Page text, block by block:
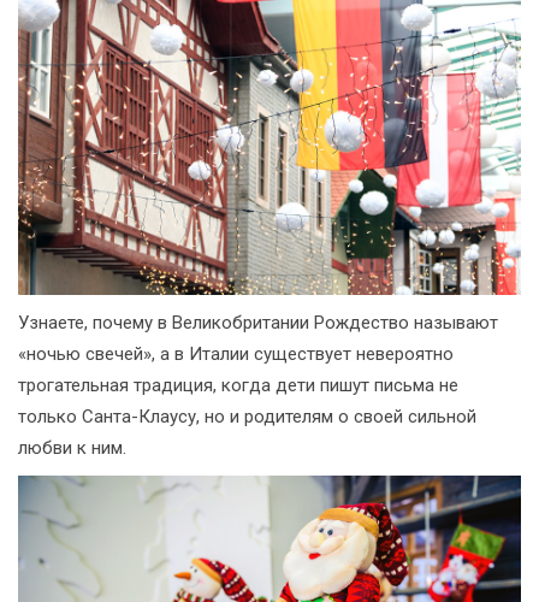
Узнаете, почему в Великобритании Рождество называют
«ночью свечей», а в Италии существует невероятно
трогательная традиция, когда дети пишут письма не
только Санта-Клаусу, но и родителям о своей сильной
любви к ним.